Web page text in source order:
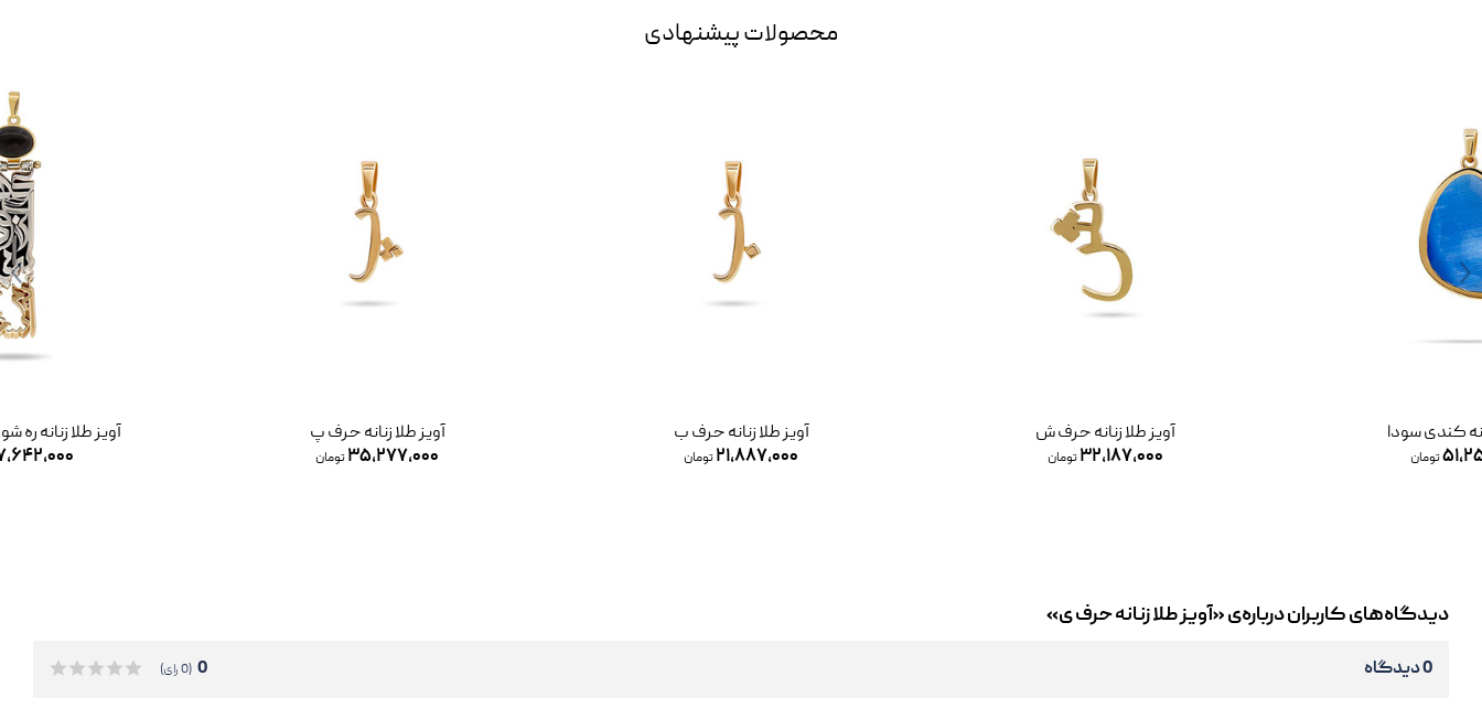
محصولات پیشنهادی
کندی سودا
تومان
آویز طلا زنانه حرف ش
۳۲,۱۸۷,۰۰۰ تومان
آویز طلا زنانه حرف ب
۲۱,۸۸۷,۰۰۰تومان
آویز طلا زنانه حرف پ
۳۵,۲۷۷,۰۰۰تومان
آویز طلا زنانه
دیدگاه‌های کاربران درباره‌ی «آویز طلا زنانه حرف ی»
0 دیدگاه 0 (0 رای)